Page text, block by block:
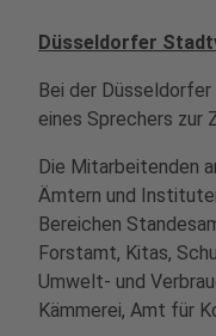
Düsseldorfer
Bei der
eines Sprechers zur
Die Mitarbeitenden
Ämtern und
Bereichen
Forstamt, Kitas,
Umwelt- und
Kämmerei, Amt für